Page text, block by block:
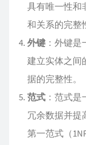
具有唯一性和
和关系的完整
外键 ：外键
建立实体之间
据的完整性。
范式 ：范式
冗余数据并提
第一范式（